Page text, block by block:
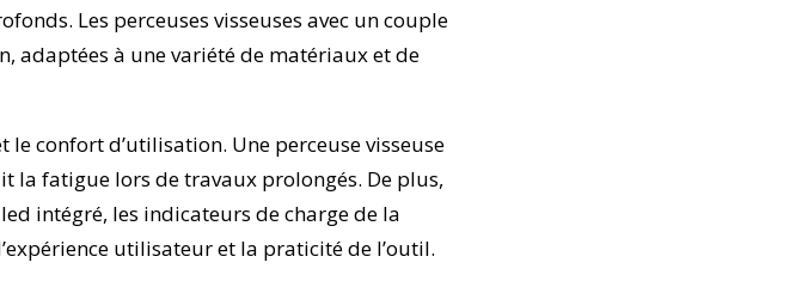
Les perceuses visseuses avec un couple
adaptées à une variété de matériaux et de
confort d’utilisation. Une perceuse visseuse
la fatigue lors de travaux prolongés. De plus,
intégré, les indicateurs de charge de la
utilisateur et la praticité de l’outil.